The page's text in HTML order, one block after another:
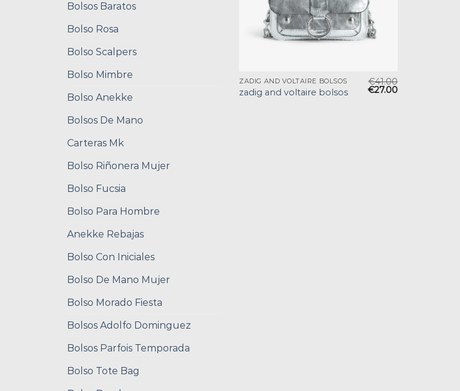
Bolsos Baratos
Bolso Rosa
Bolso Scalpers
Bolso Mimbre
Bolso Anekke
Bolsos De Mano
Carteras Mk
Bolso Riñonera Mujer
Bolso Fucsia
Bolso Para Hombre
Anekke Rebajas
Bolso Con Iniciales
Bolso De Mano Mujer
Bolso Morado Fiesta
Bolsos Adolfo Dominguez
Bolsos Parfois Temporada
Bolso Tote Bag
ZADIG AND VOLTAIRE BOLSOS
zadig and voltaire bolsos
€41.00
€27.00